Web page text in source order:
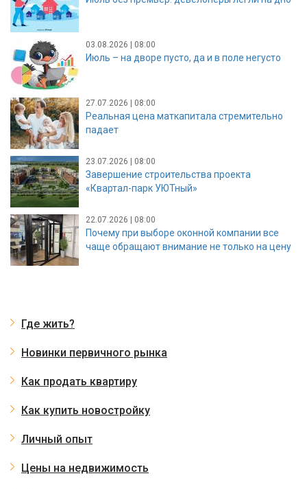
03.08.2026 | 08:00
Июль – на дворе пусто, да и в поле негусто
27.07.2026 | 08:00
Реальная цена маткапитала стремительно
падает
23.07.2026 | 08:00
Завершение строительства проекта
«Квартал-парк УЮТный»
22.07.2026 | 08:00
Почему при выборе оконной компании все
чаще обращают внимание не только на цену
Где жить?
Новинки первичного рынка
Как продать квартиру
Как купить новостройку
Личный опыт
Цены на недвижимость